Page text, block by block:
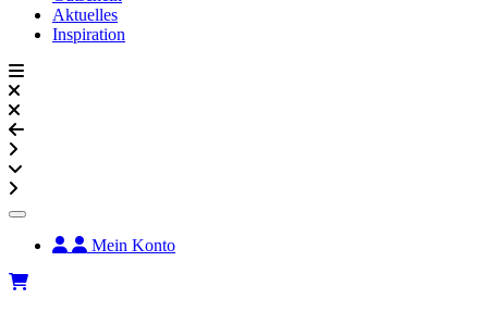
Aktuelles
Inspiration
Mein Konto